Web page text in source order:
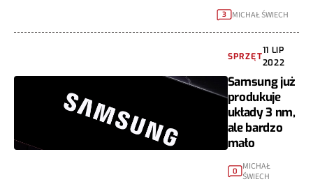
3 MICHAŁ ŚWIECH
SPRZĘT
11 LIP
2022
Samsung już
produkuje
układy 3 nm,
ale bardzo
mało
0
MICHAŁ
ŚWIECH